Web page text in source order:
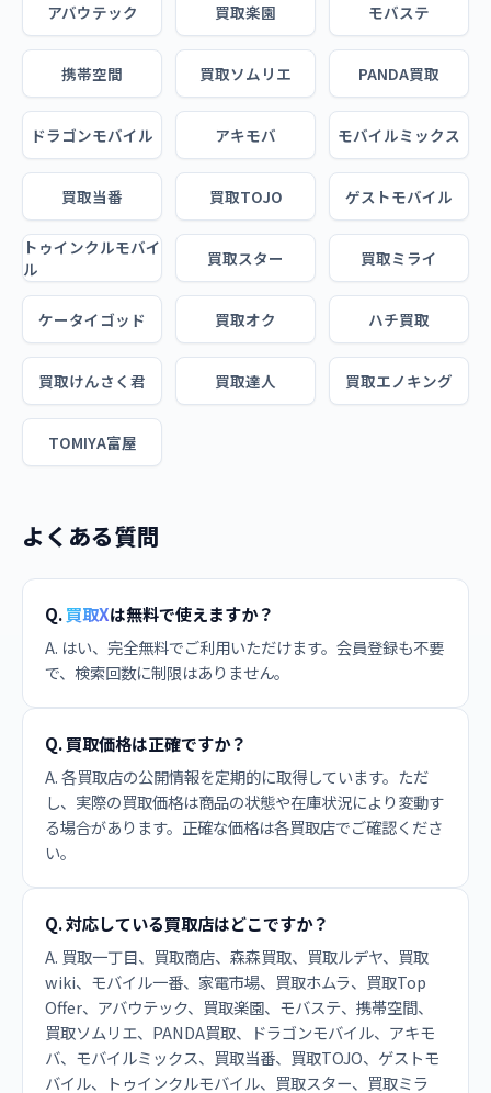
アバウテック 買取楽園 モバステ
携帯空間 買取ソムリエ PANDA買取
ドラゴンモバイル アキモバ モバイルミックス
買取当番 買取TOJO ゲストモバイル
トゥインクルモバイ
ル
買取スター 買取ミライ
ケータイゴッド 買取オク ハチ買取
買取けんさく君 買取達人 買取エノキング
TOMIYA富屋
よくある質問
Q.買取Xは無料で使えますか？
A. はい、完全無料でご利用いただけます。会員登録も不要
で、検索回数に制限はありません。
Q. 買取価格は正確ですか？
A. 各買取店の公開情報を定期的に取得しています。ただ
し、実際の買取価格は商品の状態や在庫状況により変動す
る場合があります。正確な価格は各買取店でご確認くださ
い。
Q. 対応している買取店はどこですか？
A. 買取一丁目、買取商店、森森買取、買取ルデヤ、買取
wiki、モバイル一番、家電市場、買取ホムラ、買取Top
Offer、アバウテック、買取楽園、モバステ、携帯空間、
買取ソムリエ、PANDA買取、ドラゴンモバイル、アキモ
バ、モバイルミックス、買取当番、買取TOJO、ゲストモ
バイル、トゥインクルモバイル、買取スター、買取ミラ